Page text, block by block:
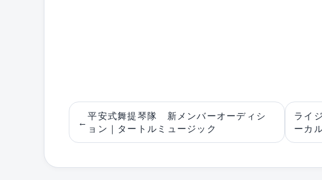
←
平安式舞提琴隊 新メンバーオーディシ
ョン｜タートルミュージック
ライ
ーカ